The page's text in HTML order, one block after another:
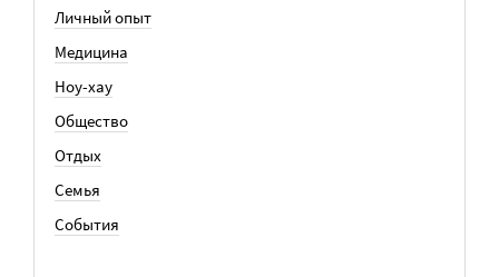
Личный опыт
Медицина
Ноу-хау
Общество
Отдых
Семья
События